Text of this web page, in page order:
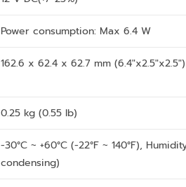
Power consumption: Max 6.4 W
162.6 x 62.4 x 62.7 mm (6.4″x2.5″x2.5″)
0.25 kg (0.55 lb)
-30°C ~ +60°C (-22°F ~ 140°F),
condensing)